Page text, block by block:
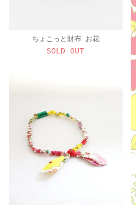
ちょこっと財布 お花
SOLD OUT